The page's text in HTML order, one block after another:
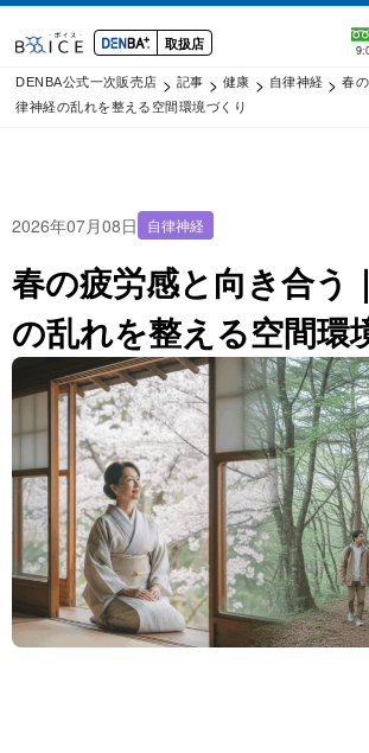
取扱店
DENBA公式一次販売店 > 記事 > 健康 > 自律神経 >春
律神経の乱れを整える空間環境づくり
2026年07月08日 自律神経
春の疲労感と向き合う
の乱れを整える空間環